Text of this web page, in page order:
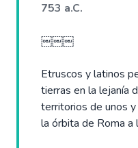
753 a.C.
￼￼￼
Etruscos y latinos
tierras en la lejanía
territorios de unos
la órbita de Roma